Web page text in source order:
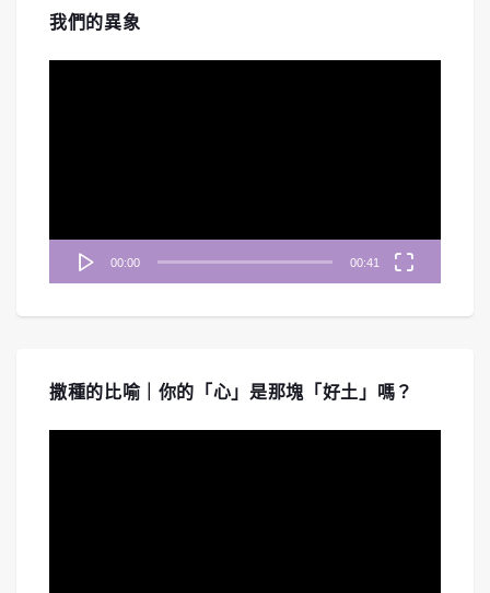
我們的異象
00:00 00:41
撒種的比喻｜你的「心」是那塊「好土」嗎？